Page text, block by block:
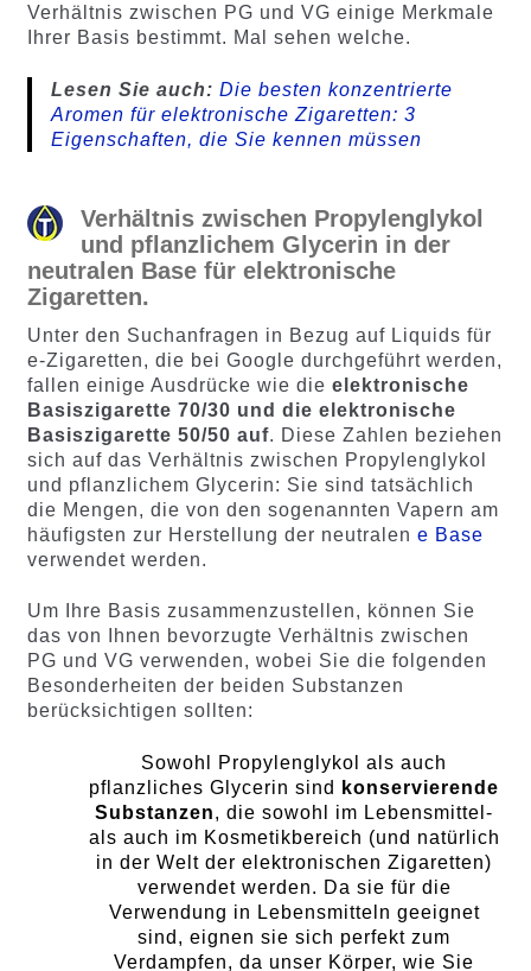
Verhältnis zwischen PG und VG einige Merkmale
Ihrer Basis bestimmt. Mal sehen welche.
Lesen Sie auch: Die besten konzentrierte
Aromen für elektronische Zigaretten: 3
Eigenschaften, die Sie kennen müssen
Verhältnis zwischen Propylenglykol
und pflanzlichem Glycerin in der
neutralen Base für elektronische
Zigaretten.
Unter den Suchanfragen in Bezug auf Liquids für
e-Zigaretten, die bei Google durchgeführt werden,
fallen einige Ausdrücke wie die elektronische
Basiszigarette 70/30 und die elektronische
Basiszigarette 50/50 auf. Diese Zahlen beziehen
sich auf das Verhältnis zwischen Propylenglykol
und pflanzlichem Glycerin: Sie sind tatsächlich
die Mengen, die von den sogenannten Vapern am
häufigsten zur Herstellung der neutralen e Base
verwendet werden.
Um Ihre Basis zusammenzustellen, können Sie
das von Ihnen bevorzugte Verhältnis zwischen
PG und VG verwenden, wobei Sie die folgenden
Besonderheiten der beiden Substanzen
berücksichtigen sollten:
Sowohl Propylenglykol als auch
pflanzliches Glycerin sind
konservierende
Substanzen, die sowohl im Lebensmittel-
als auch im Kosmetikbereich (und natürlich
in der Welt der elektronischen Zigaretten)
verwendet werden. Da sie für die
Verwendung in Lebensmitteln geeignet
sind, eignen sie sich perfekt zum
Verdampfen, da unser Körper, wie Sie